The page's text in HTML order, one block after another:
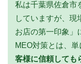
私は千葉県佐倉市
していますが、現
お店の第一印象」
MEO対策とは、単
客様に信頼しても